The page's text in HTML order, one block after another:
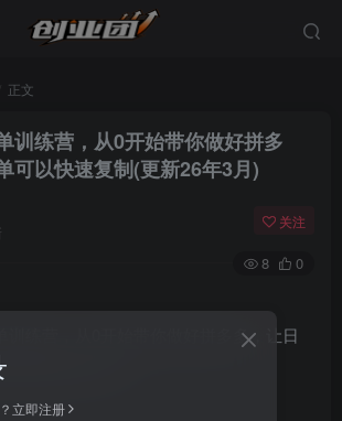
正文
训练营，从0开始带你做好拼多
可以快速复制(更新26年3月)
关注
8 0
立即注册